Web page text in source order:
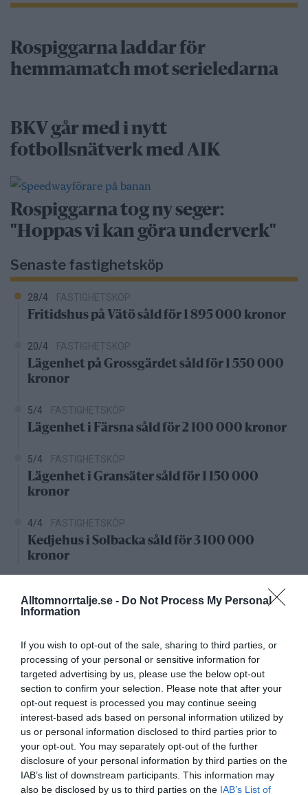
Alltomnorrtalje.se - Do Not Process My Personal
Information
If you wish to opt-out of the sale, sharing to third parties, or
processing of your personal or sensitive information for
targeted advertising by us, please use the below opt-out
section to confirm your selection. Please note that after your
opt-out request is processed you may continue seeing
interest-based ads based on personal information utilized by
us or personal information disclosed to third parties prior to
your opt-out. You may separately opt-out of the further
disclosure of your personal information by third parties on the
IAB’s list of downstream participants. This information may
also be disclosed by us to third parties on the IAB’s List of
Rospiggarna laddar för
hemmamatch mot serieledarna
BKV går med i nytt
fotbollsnätverk med AIK
Rospiggarna tog ny seger:
"Hoppas vi kan göra underverk"
Senaste fastighetsköp
28/4 FASTIGHETSKÖP
Fritidshus på Vätö såld för 1 895 000 kronor
20/4 FASTIGHETSKÖP
Lägenhet på Grossgärdet såld för 1 550 000
kronor
5/4 FASTIGHETSKÖP
Lägenhet i Färsna såld för 2 100 000 kronor
5/4 FASTIGHETSKÖP
Lägenhet i Gransäter såld för 1 150 000
kronor
4/4 FASTIGHETSKÖP
Kedjehus i Solbacka såld för 3 100 000
kronor
27/4 NYA BOLAG
fastighetsbolag i Rimbo
16/4 NYA BOLAG
Panthalassa Åre AB registrerat –
fastighetsförvaltning i Yxlan
25/3 NYA BOLAG
Nytt fastighetsförvaltningsbolag registerat i
Norrtälje